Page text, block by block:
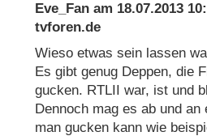
Eve_Fan am 18.07.2013
tvforen.de
Wieso etwas sein lassen
Es gibt genug Deppen, die
gucken. RTLII war, ist und
Dennoch mag es ab und an
man gucken kann wie